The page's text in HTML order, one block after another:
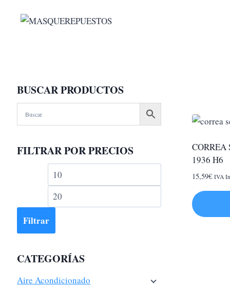
CORREA
1936 H6
15,59€ IVA
BUSCAR PRODUCTOS
FILTRAR POR PRECIOS
Precio
mínimo
máximo
Filtrar
CATEGORÍAS
Aire Acondicionado